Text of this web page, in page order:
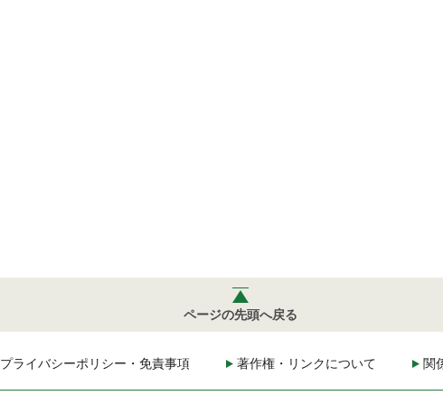
ページの先頭へ戻る
プライバシーポリシー・免責事項 著作権・リンクについて 関